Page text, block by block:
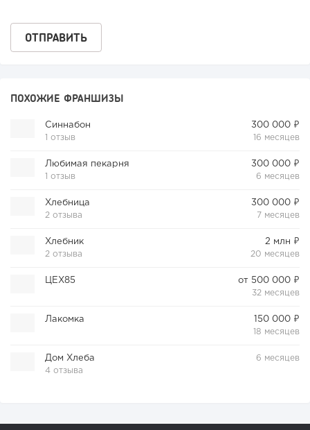
ПОХОЖИЕ ФРАНШИЗЫ
Синнабон
1 отзыв
300 000 ₽
16 месяцев
Любимая пекарня
1 отзыв
300 000 ₽
6 месяцев
Хлебница
2 отзыва
300 000 ₽
7 месяцев
Хлебник
2 отзыва
2 млн ₽
20 месяцев
ЦЕХ85
от 500 000 ₽
32 месяцев
Лакомка
150 000 ₽
18 месяцев
Дом Хлеба
4 отзыва
6 месяцев